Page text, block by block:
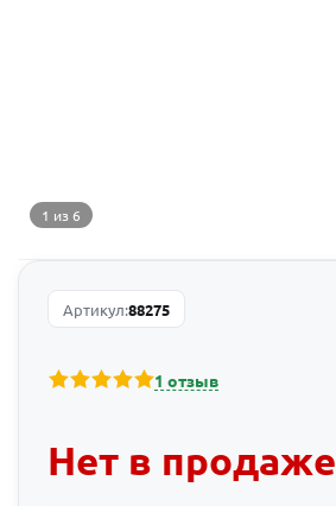
1 из 6
Артикул:88275
1 отзыв
Нет в продаже